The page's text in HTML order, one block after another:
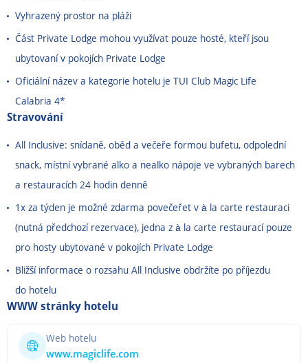
Vyhrazený prostor na pláži
Část Private Lodge mohou využívat pouze hosté, kteří jsou
ubytovaní v pokojích Private Lodge
Oficiální název a kategorie hotelu je TUI Club Magic Life
Calabria 4*
Stravování
All Inclusive: snídaně, oběd a večeře formou bufetu, odpolední
snack, místní vybrané alko a nealko nápoje ve vybraných barech
a restauracích 24 hodin denně
1x za týden je možné zdarma povečeřet v à la carte restauraci
(nutná předchozí rezervace), jedna z à la carte restaurací pouze
pro hosty ubytované v pokojích Private Lodge
Bližší informace o rozsahu All Inclusive obdržíte po příjezdu
do hotelu
WWW stránky hotelu
Web hotelu
www.magiclife.com